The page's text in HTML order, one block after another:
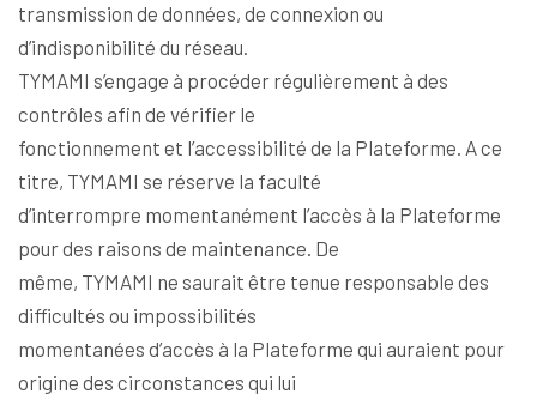
transmission de données, de connexion ou
d’indisponibilité du réseau.
TYMAMI s’engage à procéder régulièrement à des
contrôles afin de vérifier le
fonctionnement et l’accessibilité de la Plateforme. A ce
titre, TYMAMI se réserve la faculté
d’interrompre momentanément l’accès à la Plateforme
pour des raisons de maintenance. De
même, TYMAMI ne saurait être tenue responsable des
difficultés ou impossibilités
momentanées d’accès à la Plateforme qui auraient pour
origine des circonstances qui lui